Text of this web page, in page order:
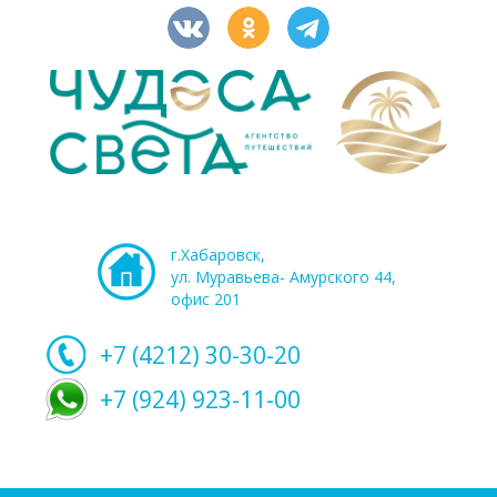
г.Хабаровск,
ул. Муравьева- Амурского 44,
офис 201
+7 (4212) 30-30-20
+7 (924) 923-11-00